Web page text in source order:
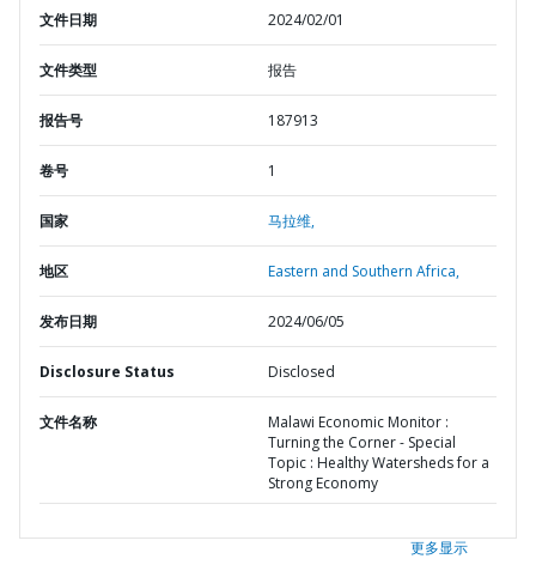
文件日期 2024/02/01
文件类型 报告
报告号 187913
卷号 1
国家 马拉维,
地区 Eastern and Southern Africa,
发布日期 2024/06/05
Disclosure Status Disclosed
文件名称
Malawi Economic Monitor :
Turning the Corner - Special
Topic : Healthy Watersheds for a
Strong Economy
更多显示